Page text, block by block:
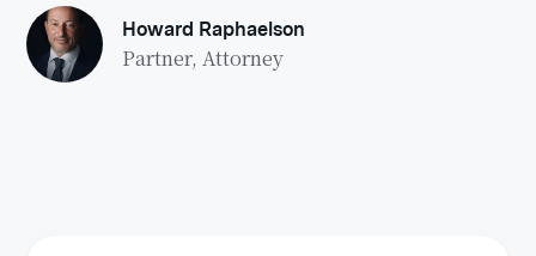
Howard Raphaelson
Partner, Attorney